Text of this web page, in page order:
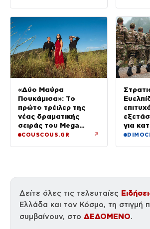
«Δύο Μαύρα
Πουκάμισα»: Το
πρώτο τρέιλερ της
νέας δραματικής
σειράς του Mega
κυκλοφόρησε
COUSCOUS.GR ↗
για
Δείτε όλες τις τελευταίες
Ελλάδα και τον Κόσμο, τη στιγμή
συμβαίνουν, στο ΔΕΔΟΜΕΝΟ.